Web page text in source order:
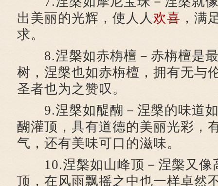
出美丽的光辉，使人人欢喜 ，满
求。
8.涅槃如赤栴檀－赤栴檀是最
树，涅槃也如赤栴檀，拥有无与
圣者也为之赞叹。
9.涅槃如醍醐－涅槃的味道如
醐灌顶，具有道德的美丽光彩，
气，还有美味可口的滋味。
10.涅槃如山峰顶－涅槃又像
顶，在风雨飘摇之中也一样卓然